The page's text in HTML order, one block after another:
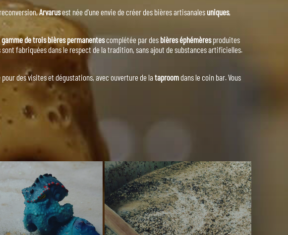
Arvarusest née d'une envie de créer des bières artisanales uniques,
gamme de trois bières permanentescomplétée par des bières éphémèresproduites
fabriquées dans le respect de la tradition, sans ajout de substances artificielles.
des visites et dégustations, avec ouverture de lataproomdans le coin bar.Vous